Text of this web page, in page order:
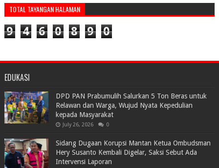
TOTAL TAYANGAN HALAMAN
9 4 6 0 8 9 0
EDUKASI
DPD PAN Prabumulih Salurkan 5 Ton Beras untuk
Relawan dan Warga, Wujud Nyata Kepedulian
kepada Masyarakat
July 26, 2026 0
Sidang Dugaan Korupsi Mantan Ketua Ombudsman
Hery Susanto Kembali Digelar, Saksi Sebut Ada
Intervensi Laporan